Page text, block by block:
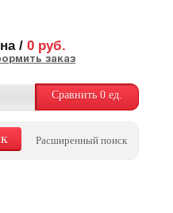
/0 руб.
заказ
Сравнить 0ед.
Расширенный поиск